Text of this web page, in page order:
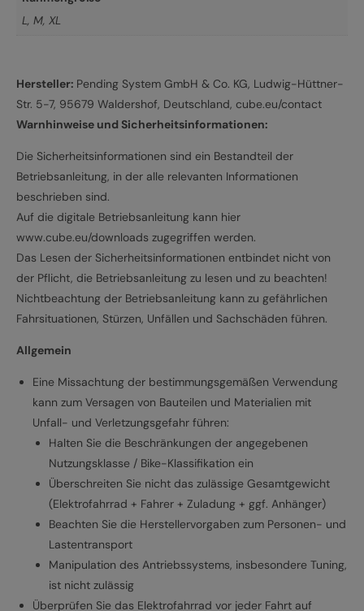
L, M, XL
Hersteller: Pending System GmbH & Co. KG, Ludwig-Hüttner-
Str. 5-7, 95679 Waldershof, Deutschland, cube.eu/contact
Warnhinweise und Sicherheitsinformationen:
Die Sicherheitsinformationen sind ein Bestandteil der
Betriebsanleitung, in der alle relevanten Informationen
beschrieben sind.
Auf die digitale Betriebsanleitung kann hier
www.cube.eu/downloads zugegriffen werden.
Das Lesen der Sicherheitsinformationen entbindet nicht von
der Pflicht, die Betriebsanleitung zu lesen und zu beachten!
Nichtbeachtung der Betriebsanleitung kann zu gefährlichen
Fahrsituationen, Stürzen, Unfällen und Sachschäden führen.
Allgemein
Eine Missachtung der bestimmungsgemäßen Verwendung
kann zum Versagen von Bauteilen und Materialien mit
Unfall- und Verletzungsgefahr führen:
Halten Sie die Beschränkungen der angegebenen
Nutzungsklasse / Bike-Klassifikation ein
Überschreiten Sie nicht das zulässige Gesamtgewicht
(Elektrofahrrad + Fahrer + Zuladung + ggf. Anhänger)
Beachten Sie die Herstellervorgaben zum Personen- und
Lastentransport
Manipulation des Antriebssystems, insbesondere Tuning,
ist nicht zulässig
Überprüfen Sie das Elektrofahrrad vor jeder Fahrt auf